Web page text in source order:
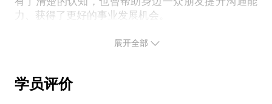
你身边最有成就的人可能未必是“最有料”的人，而是
力、获得了更好的事业发展机会。
答」向我提问！
展开全部
学员评价